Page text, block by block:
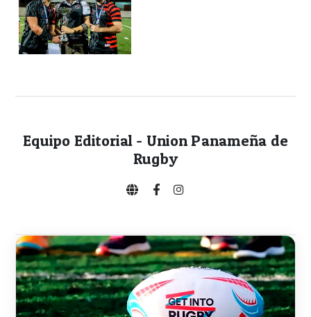
Equipo Editorial - Union Panameña de
Rugby